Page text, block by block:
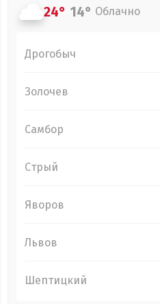
24° 14° Облачно
Дрогобыч
Золочев
Самбор
Стрый
Яворов
Львов
Шептицкий